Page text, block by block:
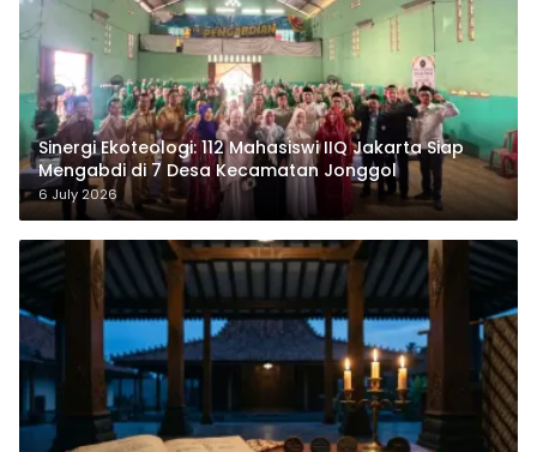
‎Sinergi Ekoteologi: 112 Mahasiswi IIQ Jakarta Siap
Mengabdi di 7 Desa Kecamatan Jonggol
6 July 2026